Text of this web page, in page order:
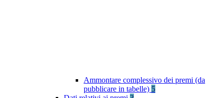
Ammontare complessivo dei premi (da
pubblicare in tabelle) 5